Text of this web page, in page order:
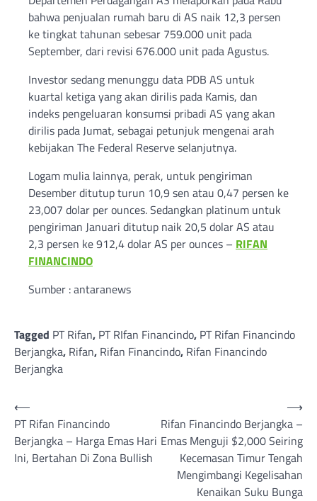
bahwa penjualan rumah baru di AS naik 12,3 persen
ke tingkat tahunan sebesar 759.000 unit pada
September, dari revisi 676.000 unit pada Agustus.
Investor sedang menunggu data PDB AS untuk
kuartal ketiga yang akan dirilis pada Kamis, dan
indeks pengeluaran konsumsi pribadi AS yang akan
dirilis pada Jumat, sebagai petunjuk mengenai arah
kebijakan The Federal Reserve selanjutnya.
Logam mulia lainnya, perak, untuk pengiriman
Desember ditutup turun 10,9 sen atau 0,47 persen ke
23,007 dolar per ounces. Sedangkan platinum untuk
pengiriman Januari ditutup naik 20,5 dolar AS atau
2,3 persen ke 912,4 dolar AS per ounces – RIFAN
FINANCINDO
Sumber : antaranews
Tagged PT Rifan, PT RIfan Financindo, PT Rifan Financindo
Berjangka, Rifan, Rifan Financindo, Rifan Financindo
Berjangka
Post
navigation
⟵
PT Rifan Financindo
Berjangka – Harga Emas Hari
Ini, Bertahan Di Zona Bullish
Rifan Financindo Berjangka –
Emas Menguji $2,000 Seiring
Kecemasan Timur Tengah
Mengimbangi Kegelisahan
Kenaikan Suku Bunga
⟶